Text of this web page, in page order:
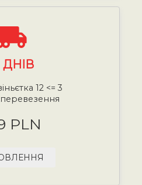
ДНІВ
12 <= 3
PLN